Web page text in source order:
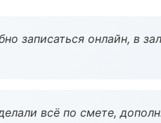
записаться онлайн, в
всё по смете,